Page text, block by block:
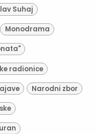
Suhaj
Monodrama
radionice
Narodni zbor